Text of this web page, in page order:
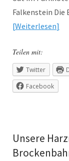
Falkenstein
Weiterlesen
Teilen mit:
Twitter
Facebook
Unsere